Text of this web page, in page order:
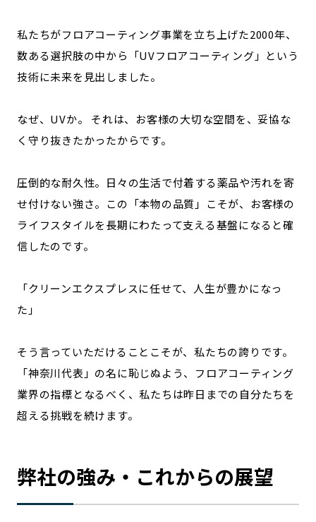
私たちがフロアコーティング事業を立ち上げた2000年、
数ある選択肢の中から「UVフロアコーティング」という
技術に未来を見出しました。
なぜ、UVか。 それは、お客様の大切な空間を、妥協な
く守り抜きたかったからです。
圧倒的な耐久性。日々の生活で付着する薬品や汚れを寄
せ付けない強さ。この「本物の品質」こそが、お客様の
ライフスタイルを長期にわたって支える基盤になると確
信したのです。
「クリーンエクスプレスに任せて、人生が豊かになっ
た」
そう言っていただけることこそが、私たちの誇りです。
「神奈川代表」の名に恥じぬよう、フロアコーティング
業界の指標となるべく、私たちは昨日までの自分たちを
超える挑戦を続けます。
弊社の強み・これからの展望